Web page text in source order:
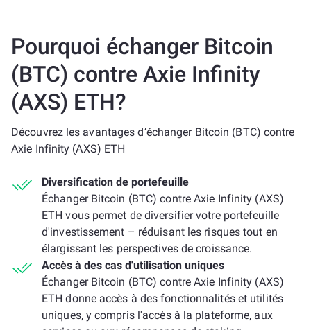
Pourquoi échanger Bitcoin
(BTC) contre Axie Infinity
(AXS) ETH?
Découvrez les avantages d’échanger Bitcoin (BTC) contre
Axie Infinity (AXS) ETH
Diversification de portefeuille
Échanger Bitcoin (BTC) contre Axie Infinity (AXS)
ETH vous permet de diversifier votre portefeuille
d'investissement – réduisant les risques tout en
élargissant les perspectives de croissance.
Accès à des cas d'utilisation uniques
Échanger Bitcoin (BTC) contre Axie Infinity (AXS)
ETH donne accès à des fonctionnalités et utilités
uniques, y compris l'accès à la plateforme, aux